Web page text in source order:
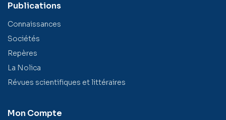
Publications
Connaissances
Sociétés
Repères
La Nolica
Révues scientifiques et littéraires
Mon Compte